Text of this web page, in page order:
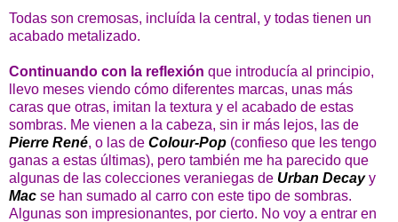
Todas son cremosas, incluída la central, y todas tienen un
acabado metalizado.
Continuando con la reflexión que introducía al principio,
llevo meses viendo cómo diferentes marcas, unas más
caras que otras, imitan la textura y el acabado de estas
sombras. Me vienen a la cabeza, sin ir más lejos, las de
Pierre René, o las de Colour-Pop (confieso que les tengo
ganas a estas últimas), pero también me ha parecido que
algunas de las colecciones veraniegas de Urban Decayy
Mac se han sumado al carro con este tipo de sombras.
Algunas son impresionantes, por cierto. No voy a entrar en